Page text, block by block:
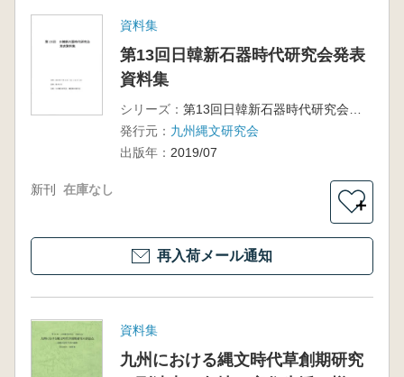
資料集
第13回日韓新石器時代研究会発表
資料集
シリーズ：
発行元： 九州縄文研究会
出版年： 2019/07
新刊 在庫なし
＋
再入荷メール通知
資料集
九州における縄文時代草創期研究